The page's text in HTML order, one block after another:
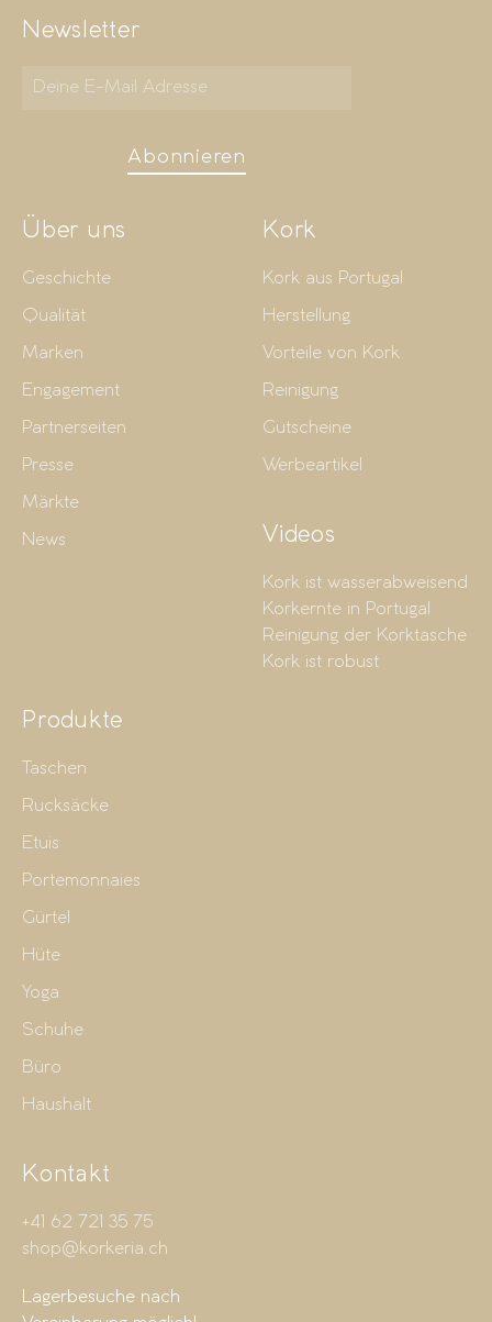
Newsletter
Abonnieren
Über uns
Geschichte
Qualität
Marken
Engagement
Partnerseiten
Presse
Märkte
News
Kork
Kork aus Portugal
Herstellung
Vorteile von Kork
Reinigung
Gutscheine
Werbeartikel
Videos
Kork ist wasserabweisend
Korkernte in Portugal
Reinigung der Korktasche
Kork ist robust
Produkte
Taschen
Rucksäcke
Etuis
Portemonnaies
Gürtel
Hüte
Yoga
Schuhe
Büro
Haushalt
Kontakt
+41 62 721 35 75
shop@korkeria.ch
Lagerbesuche nach